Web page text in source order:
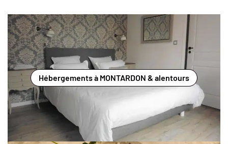
Hébergements à MONTARDON & alentours